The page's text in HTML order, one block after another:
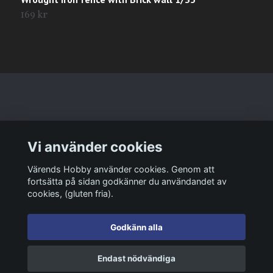
169 kr
Sociala medier
© 2026 Värends Hobby
Vi använder cookies
Värends Hobby använder cookies. Genom att
fortsätta på sidan godkänner du användandet av
cookies, (gluten fria).
Godkänn alla
Endast nödvändiga